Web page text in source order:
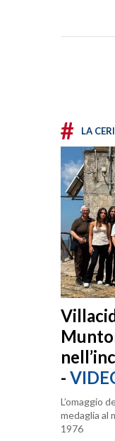
# LA
-
L’omaggio
medaglia al
1976